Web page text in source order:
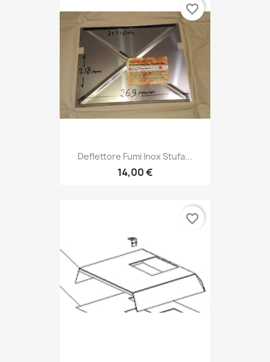
Deflettore Fumi Inox Stufa...
14,00 €
favorite_border
favorite_border